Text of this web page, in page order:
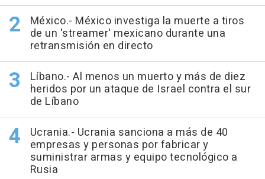
México.- México investiga la muerte a tiros
de un 'streamer' mexicano durante una
retransmisión en directo
Líbano.- Al menos un muerto y más de diez
heridos por un ataque de Israel contra el sur
de Líbano
Ucrania.- Ucrania sanciona a más de 40
empresas y personas por fabricar y
suministrar armas y equipo tecnológico a
Rusia